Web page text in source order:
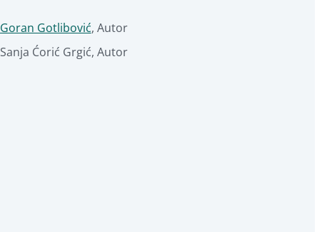
Goran Gotlibović, Autor
Sanja Ćorić Grgić, Autor